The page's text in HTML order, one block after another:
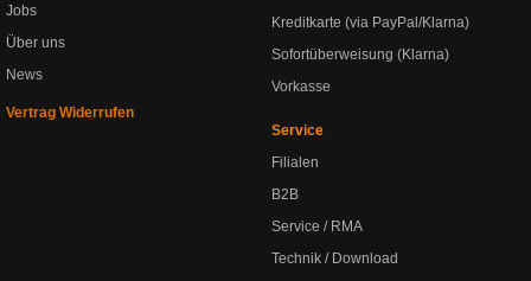
Jobs
Über uns
News
Vertrag Widerrufen
Kreditkarte (via PayPal/Klarna)
Sofortüberweisung (Klarna)
Vorkasse
Service
Filialen
B2B
Service / RMA
Technik / Download